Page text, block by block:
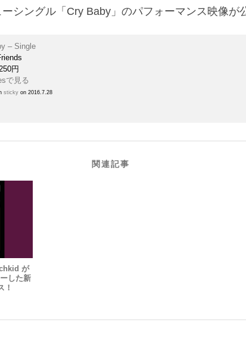
シングル「Cry Baby」のパフォーマンス映像が
– Single
円
sticky on 2016.7.28
関連記事
が
した新
！